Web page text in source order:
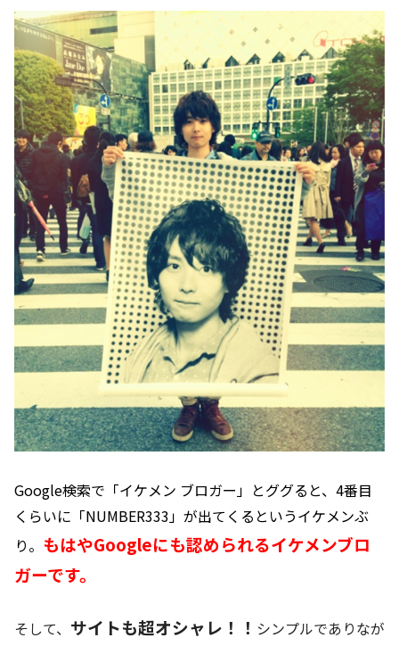
Google検索で「イケメン ブロガー」とググると、4番目
くらいに「NUMBER333」が出てくるというイケメンぶ
り。 もはやGoogleにも認められるイケメンブロ
ガーです。
そして、 サイトも超オシャレ！！ シンプルでありなが